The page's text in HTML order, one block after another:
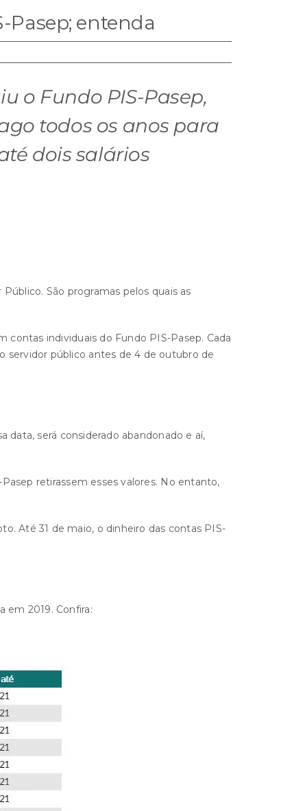
Pasep; entenda
o Fundo PIS-Pasep,
todos os anos para
dois salários
São programas pelos quais as
contas individuais do Fundo PIS-Pasep. Cada
servidor público antes de 4 de outubro de
data, será considerado abandonado e aí,
retirassem esses valores. No entanto,
Até 31 de maio, o dinheiro das contas PIS-
em 2019. Confira: